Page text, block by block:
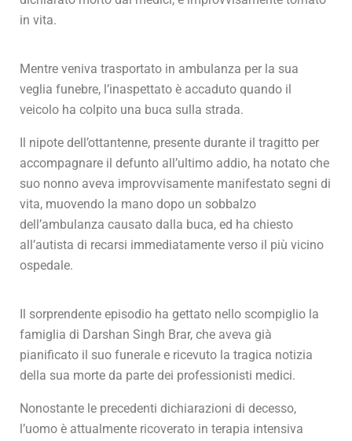
in vita.
Mentre veniva trasportato in ambulanza per la sua
veglia funebre, l’inaspettato è accaduto quando il
veicolo ha colpito una buca sulla strada.
Il nipote dell’ottantenne, presente durante il tragitto per
accompagnare il defunto all’ultimo addio, ha notato che
suo nonno aveva improvvisamente manifestato segni di
vita, muovendo la mano dopo un sobbalzo
dell’ambulanza causato dalla buca, ed ha chiesto
all’autista di recarsi immediatamente verso il più vicino
ospedale.
Il sorprendente episodio ha gettato nello scompiglio la
famiglia di Darshan Singh Brar, che aveva già
pianificato il suo funerale e ricevuto la tragica notizia
della sua morte da parte dei professionisti medici.
Nonostante le precedenti dichiarazioni di decesso,
l’uomo è attualmente ricoverato in terapia intensiva